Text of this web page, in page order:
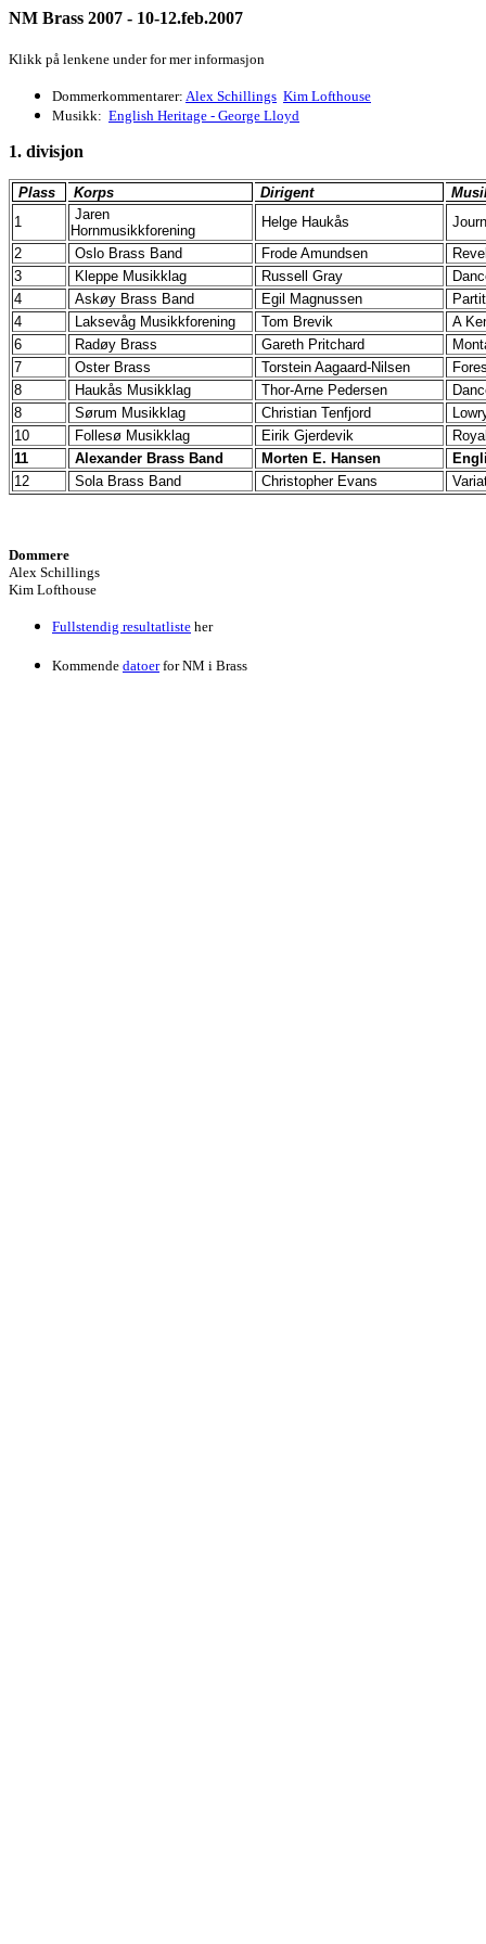
NM Brass 2007 - 10-12.feb.2007
Klikk på lenkene under for mer informasjon
Dommerkommentarer: Alex Schillings Kim Lofthouse
Musikk: English Heritage - George Lloyd
1. divisjon
Plass Korps Dirigent
1
Jaren
Hornmusikkforening
Helge Haukås
2
Oslo Brass Band Frode Amundsen
3
Kleppe Musikklag Russell Gray
4
Askøy Brass Band Egil Magnussen
4
Laksevåg Musikkforening Tom Brevik
A
6
Radøy Brass Gareth Pritchard
7
Oster Brass Torstein Aagaard-Nilsen
8
Haukås Musikklag Thor-Arne Pedersen
8
Sørum Musikklag Christian Tenfjord
10
Follesø Musikklag Eirik Gjerdevik
11
Alexander Brass Band Morten E. Hansen
12
Sola Brass Band Christopher Evans
Dommere
Alex Schillings
Kim Lofthouse
Fullstendig resultatliste her
Kommende datoerfor NM i Brass